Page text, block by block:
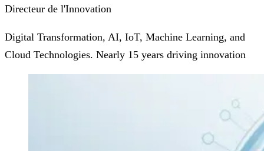
Directeur de l'Innovation
Digital Transformation, AI, IoT, Machine Learning, and
Cloud Technologies. Nearly 15 years driving innovation